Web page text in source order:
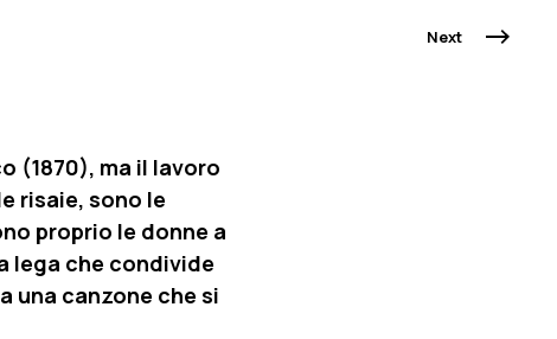
Next
(1870), ma il lavoro
risaie, sono le
proprio le donne a
lega che condivide
una canzone che si